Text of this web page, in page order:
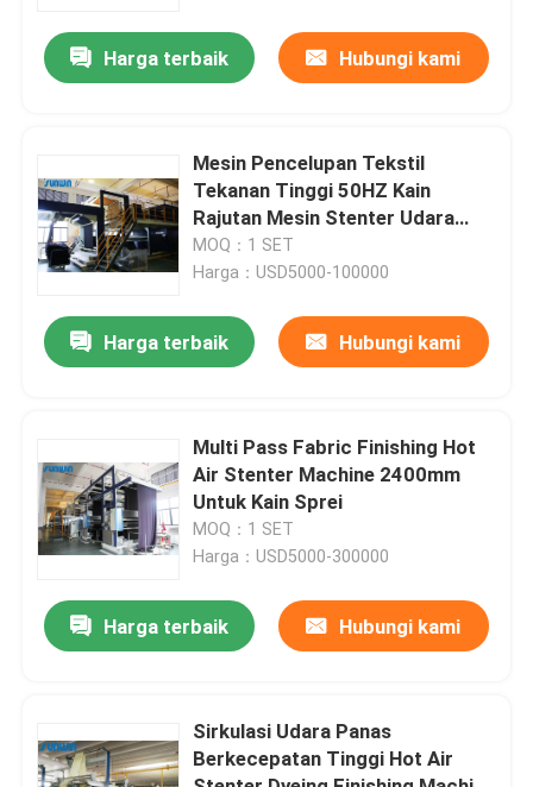
Tentang kami
Tur Pabrik
Hubungi kami
Permintaan Penawaran
Mesin Stenter Tekstil
Mesin Stenter Kain
Harga terbaik Hubungi kami
Mesin Pencelupan Tekstil
Tekanan Tinggi 50HZ Kain
Rajutan Mesin Stenter Udara
Panas
MOQ：1 SET
Harga：USD5000-100000
Harga terbaik Hubungi kami
Multi Pass Fabric Finishing Hot
Air Stenter Machine 2400mm
Untuk Kain Sprei
MOQ：1 SET
Harga：USD5000-300000
Harga terbaik Hubungi kami
Sirkulasi Udara Panas
Berkecepatan Tinggi Hot Air